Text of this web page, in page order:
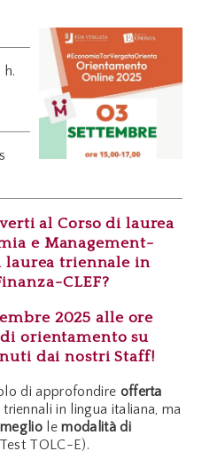
alCorso di laurea
e Management-
laurea triennale in
CLEF?
2025 alle ore
orientamento su
dai nostri Staff!
di approfondire offerta
in lingua italiana, ma
lemodalità di
TOLC-E).